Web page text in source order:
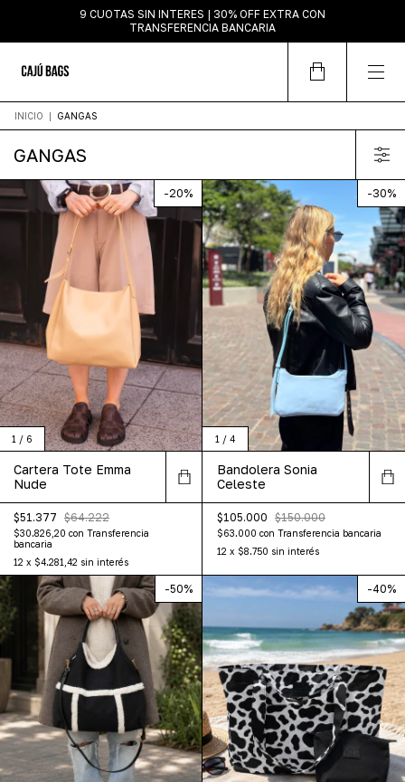
9 CUOTAS SIN INTERES | 30% OFF EXTRA CON
TRANSFERENCIA BANCARIA
INICIO | GANGAS
GANGAS
1 / 6
-20%
Cartera Tote Emma
Nude
$51.377 $64.222
$30.826,20 con Transferencia
bancaria
12 x $4.281,42 sin interés
1 / 4
-30%
Bandolera Sonia
Celeste
$105.000 $150.000
$63.000 con Transferencia bancaria
12 x $8.750 sin interés
-50% -40%